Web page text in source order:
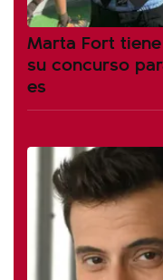
Marta Fort
su concurso
es